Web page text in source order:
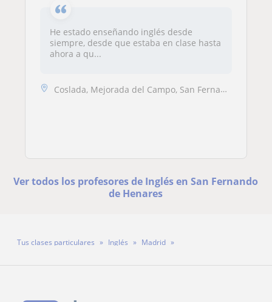
He estado enseñando inglés desde
siempre, desde que estaba en clase hasta
ahora a qu...
Coslada, Mejorada del Campo, San Fernando de Henares, Torrejón de Ardo...
Ver todos los profesores de Inglés en San Fernando
de Henares
Tus clases particulares Inglés
Madrid